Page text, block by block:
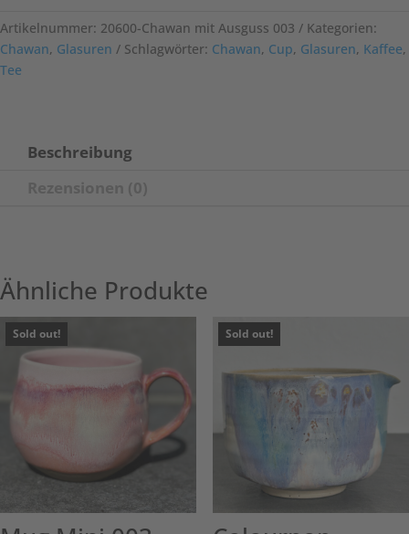
Artikelnummer: 20600-Chawan mit Ausguss 003
Kategorien:
Chawan, Glasuren Schlagwörter: Chawan, Cup, Glasuren, Kaffee,
Tee
Beschreibung
Ähnliche Produkte
Sold out! Sold out!